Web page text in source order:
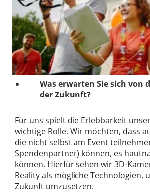
Was erwarten Sie sich von
der Zukunft?
Für uns spielt die Erlebbarkeit
wichtige Rolle. Wir möchten, dass
die nicht selbst am Event
Spendenpartner) können, es
können. Hierfür sehen wir 3D-
Reality als mögliche Technologien,
Zukunft umzusetzen.